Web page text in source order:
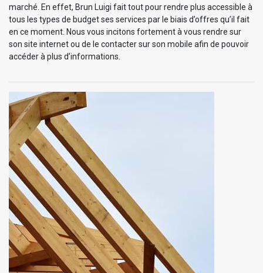
marché. En effet, Brun Luigi fait tout pour rendre plus accessible à
tous les types de budget ses services par le biais d’offres qu’il fait
en ce moment. Nous vous incitons fortement à vous rendre sur
son site internet ou de le contacter sur son mobile afin de pouvoir
accéder à plus d’informations.